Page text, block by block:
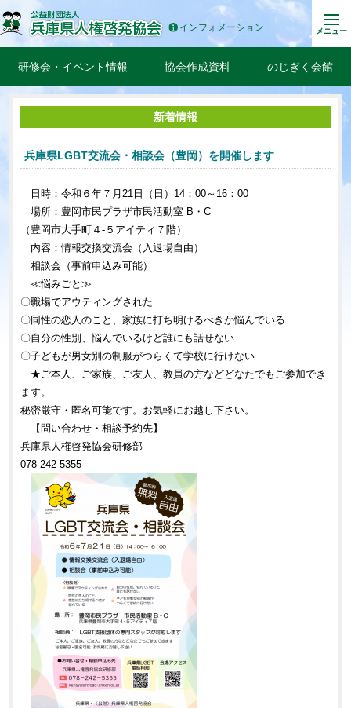
インフォメーション メニュー
研修会・イベント情報 協会作成資料 のじぎく会館
新着情報
兵庫県LGBT交流会・相談会（豊岡）を開催します
日時：令和６年７月21日（日）14：00～16：00
場所：豊岡市民プラザ市民活動室 B・C
（豊岡市大手町４-５アイティ７階）
内容：情報交換交流会（入退場自由）
相談会（事前申込み可能）
≪悩みごと≫
〇職場でアウティングされた
〇同性の恋人のこと、家族に打ち明けるべきか悩んでいる
〇自分の性別、悩んでいるけど誰にも話せない
〇子どもが男女別の制服がつらくて学校に行けない
★ご本人、ご家族、ご友人、教員の方などどなたでもご参加でき
ます。
秘密厳守・匿名可能です。お気軽にお越し下さい。
【問い合わせ・相談予約先】
兵庫県人権啓発協会研修部
078-242-5355